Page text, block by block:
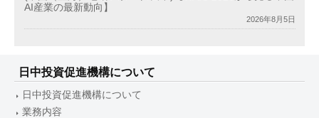
AI産業の最新動向】
2026年8月5日
日中投資促進機構について
日中投資促進機構について
業務内容